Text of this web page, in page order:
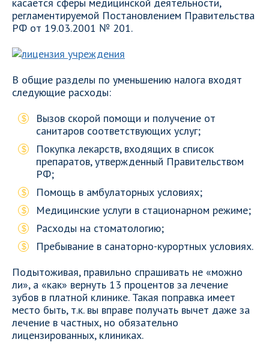
регламентируемой Постановлением Правительства
РФ от 19.03.2001 № 201.
В общие разделы по уменьшению налога входят
следующие расходы:
Вызов скорой помощи и получение от
санитаров соответствующих услуг;
Покупка лекарств, входящих в список
препаратов, утвержденный Правительством
РФ;
Помощь в амбулаторных условиях;
Медицинские услуги в стационарном режиме;
Расходы на стоматологию;
Пребывание в санаторно-курортных условиях.
Подытоживая, правильно спрашивать не «можно
ли», а «как» вернуть 13 процентов за лечение
зубов в платной клинике. Такая поправка имеет
место быть, т.к. вы вправе получать вычет даже за
лечение в частных, но обязательно
лицензированных, клиниках.